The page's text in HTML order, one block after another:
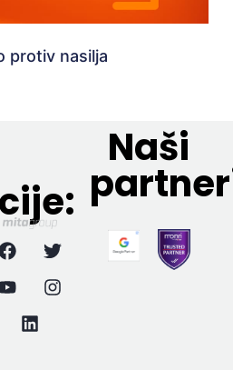
protiv nasilja
Naši